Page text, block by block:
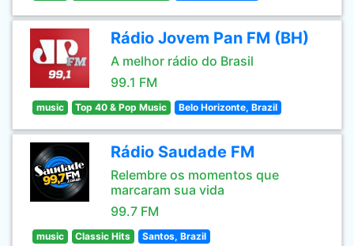
Rádio Jovem Pan FM (BH)
A melhor rádio do Brasil
99.1 FM
music Top 40 & Pop Music Belo Horizonte, Brazil
Rádio Saudade FM
Relembre os momentos que
marcaram sua vida
99.7 FM
music Classic Hits Santos, Brazil